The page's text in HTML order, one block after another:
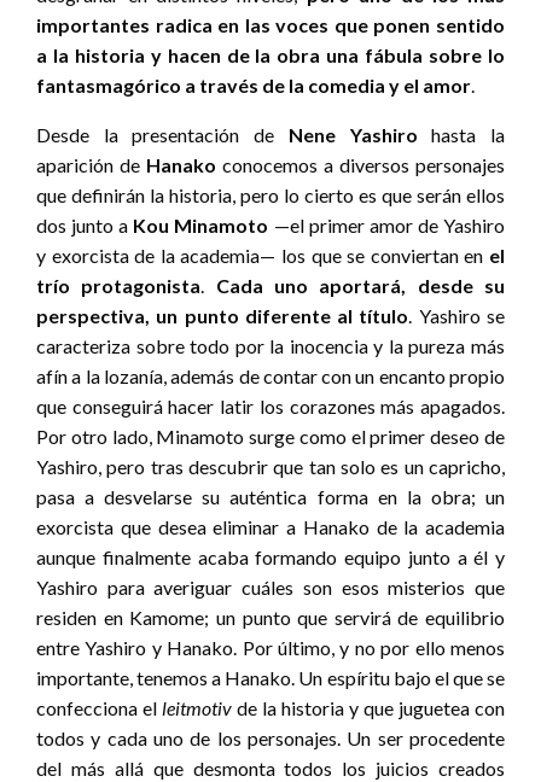
importantes radica en las voces que ponen sentido
a la historia y hacen de la obra una fábula sobre lo
fantasmagórico a través de la comedia y el amor.
Desde la presentación de Nene Yashiro hasta la
aparición de Hanako conocemos a diversos personajes
que definirán la historia, pero lo cierto es que serán ellos
dos junto a Kou Minamoto —el primer amor de Yashiro
y exorcista de la academia— los que se conviertan en el
trío protagonista. Cada uno aportará, desde su
perspectiva, un punto diferente al título. Yashiro se
caracteriza sobre todo por la inocencia y la pureza más
afín a la lozanía, además de contar con un encanto propio
que conseguirá hacer latir los corazones más apagados.
Por otro lado, Minamoto surge como el primer deseo de
Yashiro, pero tras descubrir que tan solo es un capricho,
pasa a desvelarse su auténtica forma en la obra; un
exorcista que desea eliminar a Hanako de la academia
aunque finalmente acaba formando equipo junto a él y
Yashiro para averiguar cuáles son esos misterios que
residen en Kamome; un punto que servirá de equilibrio
entre Yashiro y Hanako. Por último, y no por ello menos
importante, tenemos a Hanako. Un espíritu bajo el que se
confecciona el leitmotiv de la historia y que juguetea con
todos y cada uno de los personajes. Un ser procedente
del más allá que desmonta todos los juicios creados